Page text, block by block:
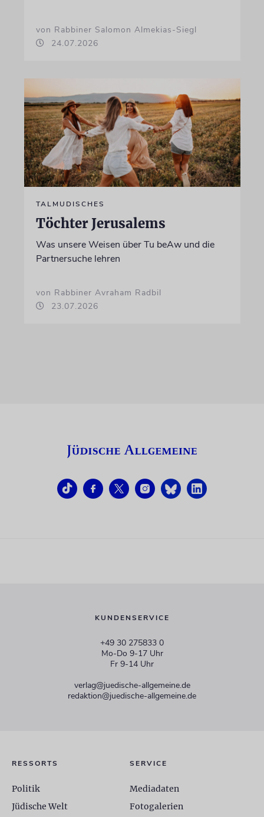
von Rabbiner Salomon Almekias-Siegl
24.07.2026
TALMUDISCHES
Töchter Jerusalems
Was unsere Weisen über Tu beAw und die
Partnersuche lehren
von Rabbiner Avraham Radbil
23.07.2026
KUNDENSERVICE
+49 30 275833 0
Mo-Do 9-17 Uhr
Fr 9-14 Uhr
verlag@juedische-allgemeine.de
redaktion@juedische-allgemeine.de
RESSORTS
Politik
Jüdische Welt
SERVICE
Mediadaten
Fotogalerien